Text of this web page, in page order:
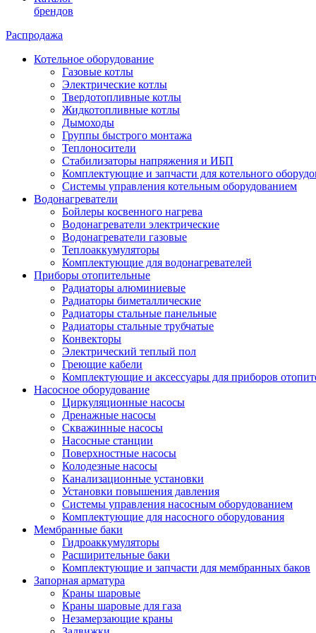
брендов
Распродажа
Котельное оборудование
Газовые котлы
Электрические котлы
Твердотопливные котлы
Жидкотопливные котлы
Дымоходы
Группы быстрого монтажа
Теплоносители
Стабилизаторы напряжения и ИБП
Комплектующие и запчасти для котельного
Системы управления котельным оборудованием
Водонагреватели
Бойлеры косвенного нагрева
Водонагреватели электрические
Водонагреватели газовые
Теплоаккумуляторы
Комплектующие для водонагревателей
Приборы отопительные
Радиаторы алюминиевые
Радиаторы биметаллические
Радиаторы стальные панельные
Радиаторы стальные трубчатые
Конвекторы
Электрический теплый пол
Греющие кабели
Комплектующие и аксессуары для приборов
Насосное оборудование
Циркуляционные насосы
Дренажные насосы
Скважинные насосы
Насосные станции
Поверхностные насосы
Колодезные насосы
Канализационные установки
Установки повышения давления
Системы управления насосным оборудованием
Комплектующие для насосного оборудования
Мембранные баки
Гидроаккумуляторы
Расширительные баки
Комплектующие и запчасти для мембранных баков
Запорная арматура
Краны шаровые
Краны шаровые для газа
Незамерзающие краны